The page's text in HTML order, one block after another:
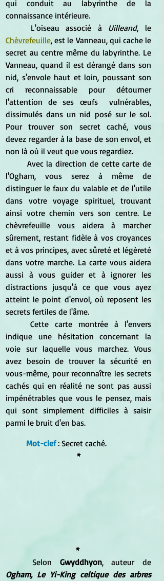
qui conduit au labyrinthe de la
connaissance intérieure.
	L'oiseau associé à
Uilleand
Chèvrefeuille, est le Vanneau, qui cache le
secret au centre même du labyrinthe. Le
Vanneau, quand il est dérangé dans son
nid, s'envole haut et loin, poussant son
cri reconnaissable pour détourner
l'attention de ses œufs  vulnérables,
dissimulés dans un nid posé sur le sol.
Pour trouver son secret caché, vous
devez regarder à la base de son envol, et
non là où il veut que vous regardiez.
l'Ogham, vous serez à même de
distinguer le faux du valable et de l'utile
dans votre voyage spirituel, trouvant
ainsi votre chemin vers son centre. Le
chèvrefeuille vous aidera à marcher
sûrement, restant fidèle à vos croyances
et à vos principes, avec sûreté et légèreté
dans votre marche. La carte vous aidera
aussi à vous guider et à ignorer les
distractions jusqu'à ce que vous ayez
atteint le point d'envol, où reposent les
secrets fertiles de l'âme.
indique une hésitation concernant la
voie sur laquelle vous marchez. Vous
avez besoin de trouver la sécurité en
vous-même, pour reconnaître les secrets
cachés qui en réalité ne sont pas aussi
impénétrables que vous le pensez, mais
qui sont simplement difficiles à saisir
parmi le bruit d'en bas.
Mot-clef : Secret caché.
*
*
	Selon
Gwyddhyon
Ogham, Le Yi-King celtique des arbres